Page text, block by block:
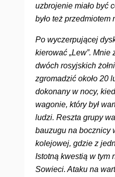
uzbrojenie miało być
było też
Po wyczerpującej
kierować „Lew”.
dwóch rosyjskich
zgromadzić około 20
dokonany w nocy,
wagonie, który był
ludzi. Reszta grupy
bauzugu na bocznicy
kolejowej, gdzie z
Istotną kwestią w tym
Sowieci. Ataku na